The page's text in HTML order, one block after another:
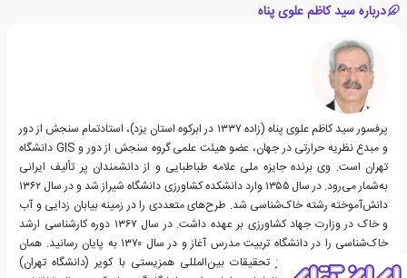
درباره سید کاظم علوی پناه
پرفسور سید کاظم علوی پناه (زاده ۱۳۳۷ در ابرکوه استان یزد)، استادتمام سنجش از دور
و مبدع نظریه حرارتی در جهان، عضو هیئت علمی گروه سنجش از دور و GIS دانشگاه
تهران است. وی برنده جایزه ملی علامه طباطبایی و از دانشمندان پر تألیف ایرانی
به‌شمار می‌رود. در سال ۱۳۵۵ وارد دانشکده کشاورزی دانشگاه شیراز شد و در سال ۱۳۶۲
دانش‌آموخته رشته خاک‌شناسی شد. طرح‌های متعددی را در زمینه بیابان زدایی و آب
و خاک در وزارت جهاد کشاورزی بر عهده داشت. در سال ۱۳۶۷ دوره کارشناسی ارشد
خاک‌شناسی را در دانشگاه تربیت مدرس آغاز و در سال ۱۳۷۰ به پایان رسانید. همان
سال به عنوان مربی مرکز تحقیقات بین‌المللی همزیستی با کویر (دانشگاه تهران)